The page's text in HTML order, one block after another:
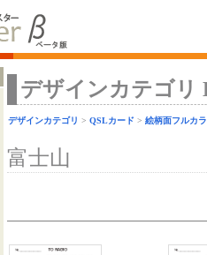
デザインカテゴリ
デザインカテゴリ > QSLカード > 絵柄面フルカ
富士山